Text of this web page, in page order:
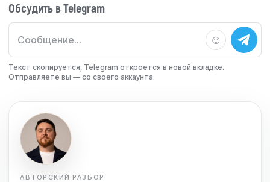
Обсудить в Telegram
☺
Текст скопируется, Telegram откроется в новой вкладке.
Отправляете вы — со своего аккаунта.
АВТОРСКИЙ РАЗБОР